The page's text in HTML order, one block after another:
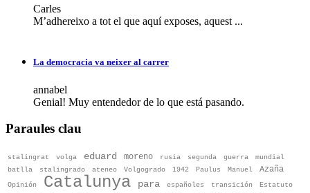
Carles
M’adhereixo a tot el que aquí exposes, aquest ...
La democracia va neixer al carrer
annabel
Genial! Muy entendedor de lo que está pasando.
Paraules clau
stalingrat volga eduard moreno rusia segunda guerra
mundial
batlla
stalingrado ateneo Volgogrado 1942 Paulus Manuel Azaña
Opinión Catalunya para españoles transición
Estatuto